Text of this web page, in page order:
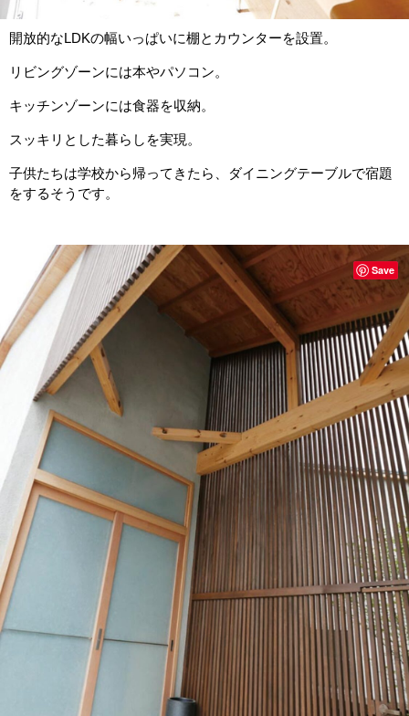
開放的なLDKの幅いっぱいに棚とカウンターを設置。
リビングゾーンには本やパソコン。
キッチンゾーンには食器を収納。
スッキリとした暮らしを実現。
子供たちは学校から帰ってきたら、ダイニングテーブルで宿題
をするそうです。
Save